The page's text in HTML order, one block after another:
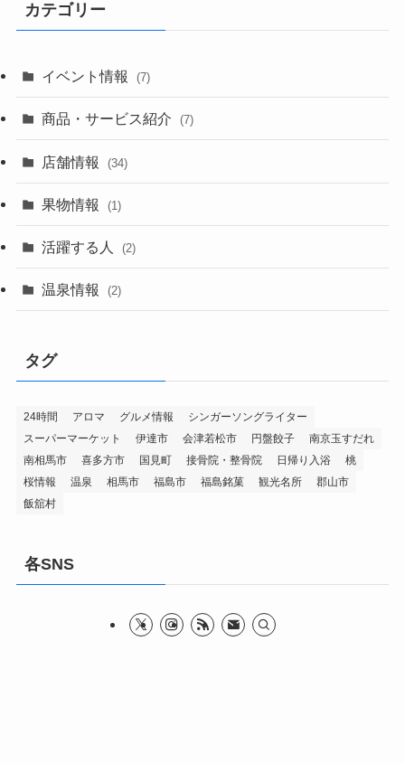
カテゴリー
イベント情報 (7)
商品・サービス紹介 (7)
店舗情報 (34)
果物情報 (1)
活躍する人 (2)
温泉情報 (2)
タグ
24時間 アロマ グルメ情報
シンガーソングライター
スーパーマーケット
伊達市 会津若松市 円盤餃子
南京玉すだれ
南相馬市
喜多方市 国見町 接骨院・整骨院 日帰り入浴
桃
桜情報
温泉 相馬市 福島市 福島銘菓 観光名所
郡山市
飯舘村
各SNS